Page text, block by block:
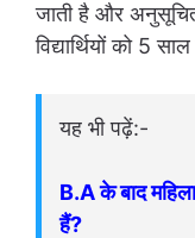
जाती है और
विद्यार्थियों को 5
यह भी पढ़ें:-
B.A के बाद
हैं?